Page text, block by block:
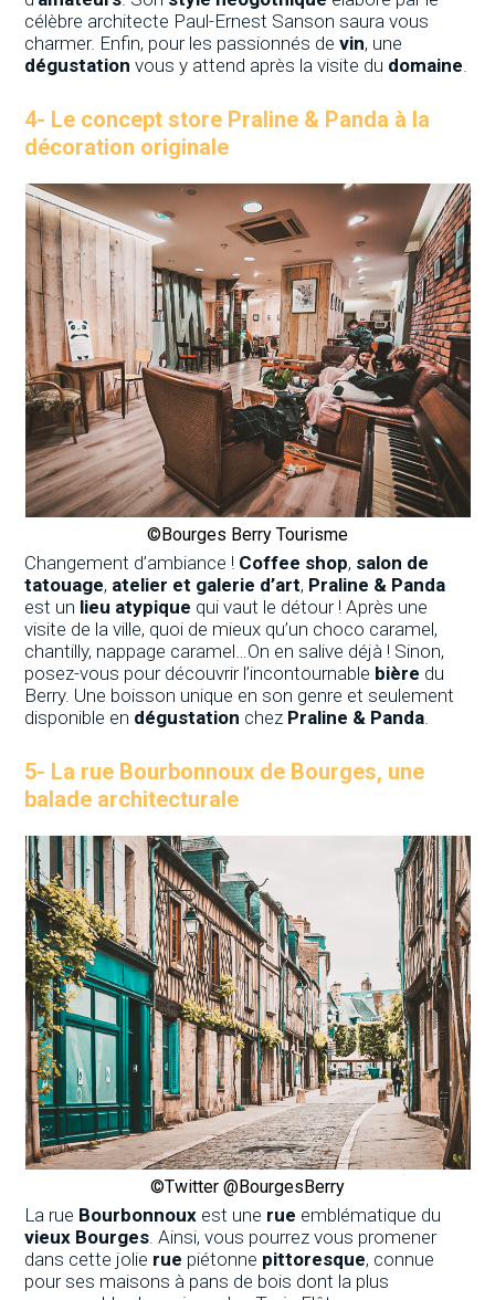
célèbre architecte Paul-Ernest Sanson saura vous
charmer. Enfin, pour les passionnés devin, une
dégustation vous y attend après la visite du domaine
4- Le concept store Praline & Panda à la
décoration originale
©Bourges Berry Tourisme
Changement d’ambiance ! Coffee shop, salon de
tatouage, atelier et galerie d’art, Praline & Panda
est un lieu atypique qui vaut le détour ! Après une
visite de la ville, quoi de mieux qu’un choco caramel,
chantilly, nappage caramel…On en salive déjà ! Sinon,
posez-vous pour découvrir l’incontournable bière du
Berry. Une boisson unique en son genre et seulement
disponible en dégustation chez Praline & Panda
5- La rue Bourbonnoux de Bourges, une
balade architecturale
©Twitter @BourgesBerry
La rue Bourbonnoux est une rue emblématique du
vieux Bourges . Ainsi, vous pourrez vous promener
dans cette jolie rue piétonne pittoresque, connue
pour ses maisons à pans de bois dont la plus